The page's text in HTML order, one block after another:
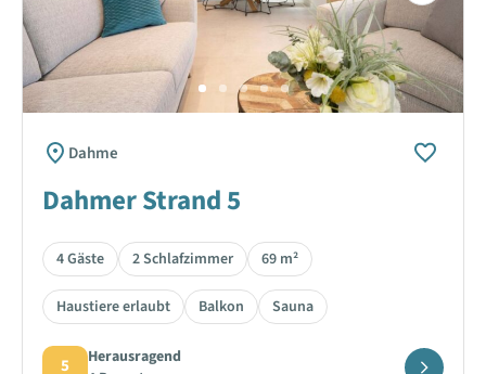
Next
Dahme
Dahmer Strand 5
4 Gäste 2 Schlafzimmer 69 m²
Haustiere erlaubt Balkon Sauna
5
Herausragend